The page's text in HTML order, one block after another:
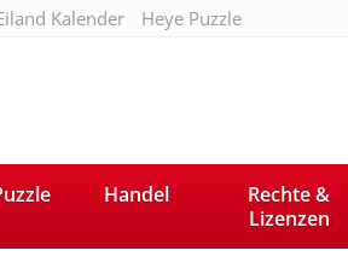
Kalender Heye Puzzle
Handel
Rechte &
Lizenzen